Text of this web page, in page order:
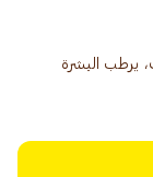
يرطب البشرة